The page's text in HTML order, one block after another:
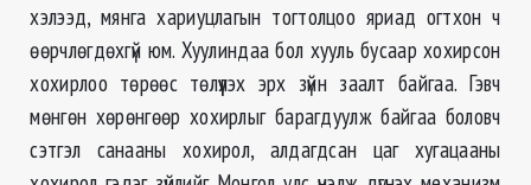
хэлээд, мянга хариуцлагын тогтолцоо яриад огтхон ч
өөрчлөгдөхгүй юм. Хуулиндаа бол хууль бусаар хохирсон
хохирлоо төрөөс төлүүлэх эрх зүйн заалт байгаа. Гэвч
мөнгөн хөрөнгөөр хохирлыг барагдуулж байгаа боловч
сэтгэл санааны хохирол, алдагдсан цаг хугацааны